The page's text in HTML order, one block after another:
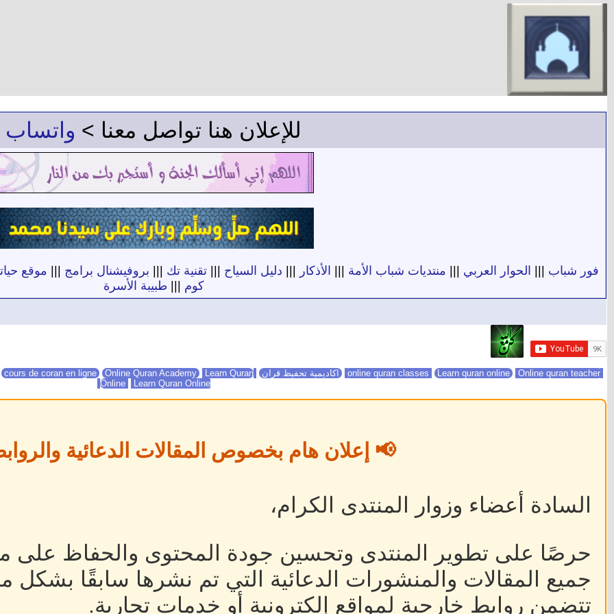
للإعلان هنا تواصل معنا > واتساب
فور شباب الحوار العربي منتديات شباب الأمة الأذكار دليل السياح |||تقنية تك بروفيشنال برامج موقع
كوم
طبيبة الأسرة
Learn quran online Online quran teacher اكاديمية تحفيظ قران cours de coran en ligne Online Quran Academy
Learn Quran
Online
Learn Quran Online
📢 إعلان هام بخصوص المقالات الدعائية
السادة أعضاء وزوار المنتدى الكرام،
حرصًا على تطوير المنتدى وتحسين جودة المحتوى والحفاظ على
جميع المقالات والمنشورات الدعائية التي تم نشرها سابقًا بشكل
تتضمن روابط خارجية لمواقع إلكترونية أو خدمات تجارية.